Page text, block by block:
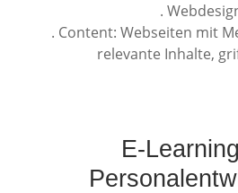
.
. Content: Webseiten mit
relevante Inhalte,
E-